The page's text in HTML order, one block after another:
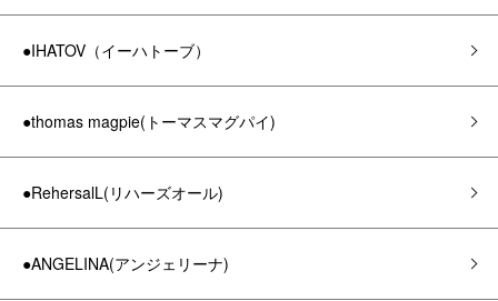
●IHATOV（イーハトーブ）
●thomas magpie(トーマスマグパイ)
●RehersalL(リハーズオール)
●ANGELINA(アンジェリーナ)